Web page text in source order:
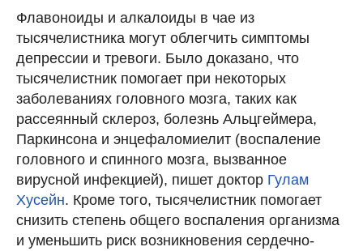
Флавоноиды и алкалоиды в чае из
тысячелистника могут облегчить симптомы
депрессии и тревоги. Было доказано, что
тысячелистник помогает при некоторых
заболеваниях головного мозга, таких как
рассеянный склероз, болезнь Альцгеймера,
Паркинсона и энцефаломиелит (воспаление
головного и спинного мозга, вызванное
вирусной инфекцией), пишет доктор Гулам
Хусейн. Кроме того, тысячелистник помогает
снизить степень общего воспаления организма
и уменьшить риск возникновения сердечно-